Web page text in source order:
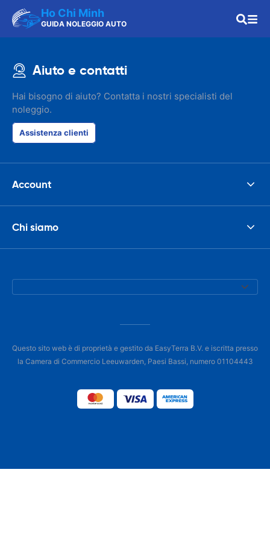
Ho Chi Minh
GUIDA NOLEGGIO AUTO
Aiuto e contatti
Hai bisogno di aiuto? Contatta i nostri specialisti del
noleggio.
Assistenza clienti
Account
Chi siamo
Questo sito web è di proprietà e gestito da EasyTerra B.V. e iscritta presso
la Camera di Commercio Leeuwarden, Paesi Bassi, numero 01104443